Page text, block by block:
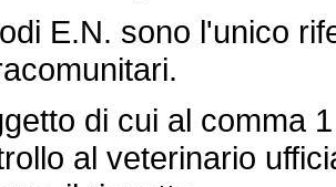
E.N. sono l'unico
di cui al comma 1
al veterinario